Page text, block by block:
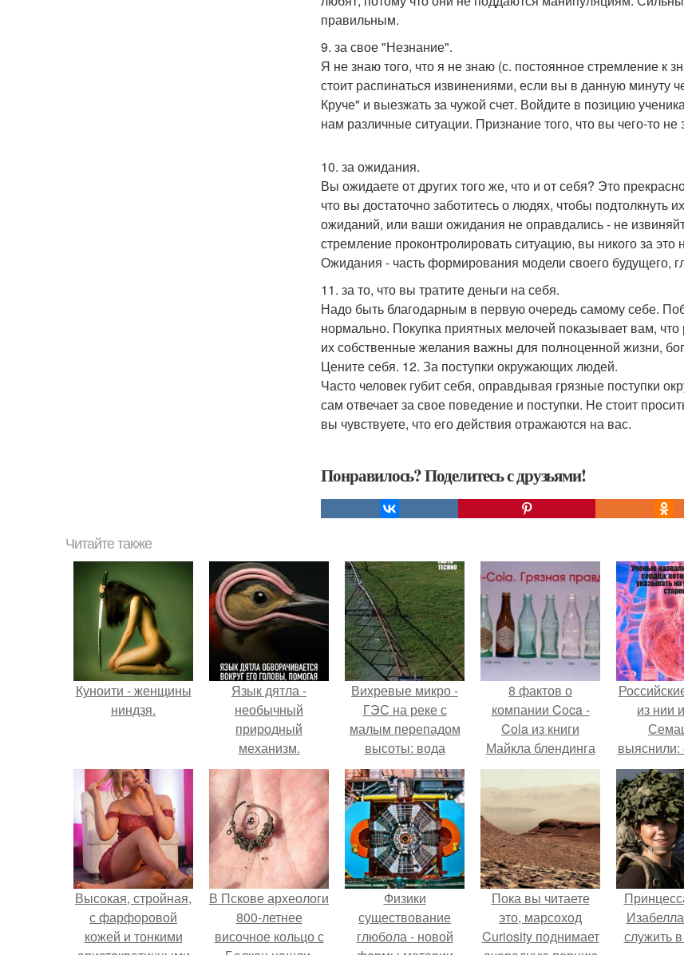
правильным.
9. за свое "Незнание".
Я не знаю того, что я не знаю (с. постоянное стремление к
стоит распинаться извинениями, если вы в данную минуту
Круче" и выезжать за чужой счет. Войдите в позицию
нам различные ситуации. Признание того, что вы чего-то
10. за ожидания.
Вы ожидаете от других того же, что и от себя? Это
что вы достаточно заботитесь о людях, чтобы
ожиданий, или ваши ожидания не оправдались - не
стремление проконтролировать ситуацию, вы никого за это
Ожидания - часть формирования модели своего будущего,
11. за то, что вы тратите деньги на себя.
Надо быть благодарным в первую очередь самому себе.
нормально. Покупка приятных мелочей показывает вам,
их собственные желания важны для полноценной жизни,
Цените себя. 12. За поступки окружающих людей.
Часто человек губит себя, оправдывая грязные поступки
сам отвечает за свое поведение и поступки. Не стоит
вы чувствуете, что его действия отражаются на вас.
Понравилось? Поделитесь с друзьями!
Читайте также
Куноити - женщины
ниндзя.
Язык дятла -
необычный
природный
механизм.
Вихревые микро -
ГЭС на реке с
малым перепадом
высоты: вода
закручивается в
бетонной камере и
вращает
вертикальную
турбину.
8 фактов о
компании Coca -
Cola из книги
Майкла блендинга
"Coca - Cola.
из нии
выяснили:
старения
и работы
Высокая, стройная,
с фарфоровой
кожей и тонкими
В Пскове археологи
800-летнее
височное кольцо с
Физики
существование
глюбола - новой
Пока вы читаете
это, марсоход
Curiosity поднимает
служить